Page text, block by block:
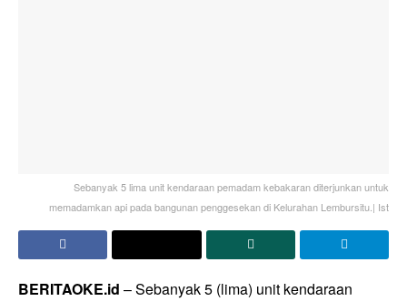
Sebanyak 5 lima unit kendaraan pemadam kebakaran diterjunkan untuk
memadamkan api pada bangunan penggesekan di Kelurahan Lembursitu.| Ist
BERITAOKE.id – Sebanyak 5 (lima) unit kendaraan